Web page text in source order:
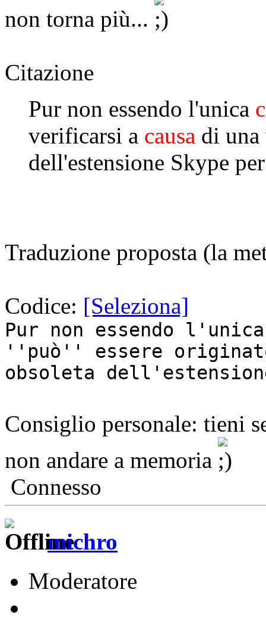
non torna più...
Citazione
Pur non essendo l'unica
verificarsi a causa di una
dell'estensione Skype
Traduzione proposta (la
Codice: [Seleziona]
Pur non essendo
''può'' essere
obsoleta
Consiglio personale: tieni
non andare a memoria
Connesso
michro
Moderatore